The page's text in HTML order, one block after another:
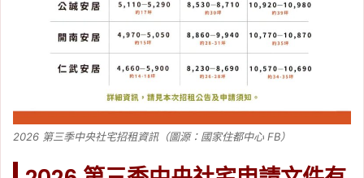
2026 第三季中央社宅招租資訊（圖源：國家住都中心 FB）